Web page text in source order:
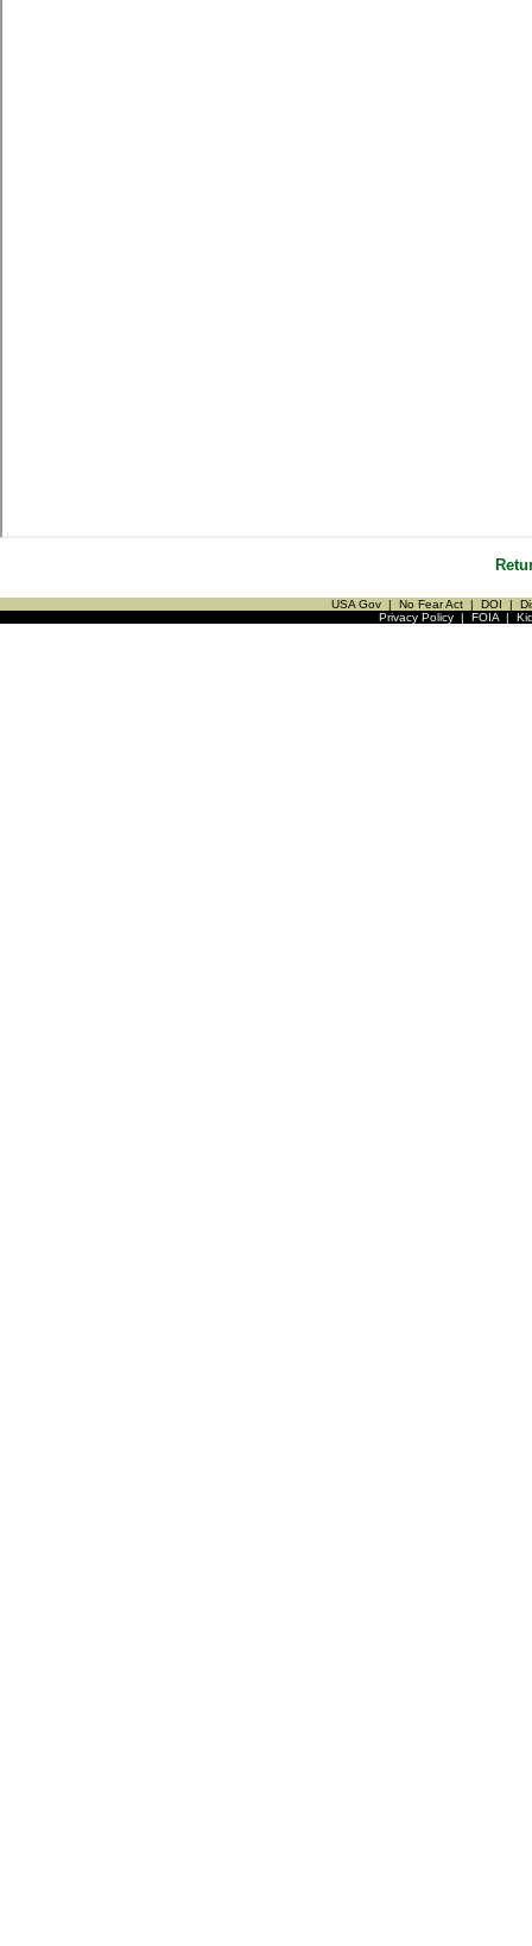
USA Gov | No Fear Act | DOI |
Privacy Policy| FOIA|